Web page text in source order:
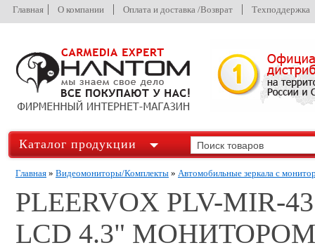
Главная О компании Оплата и доставка /Возврат Техподдержка
Каталог продукции
Главная » Видеомониторы/Комплекты » Автомобильные зеркала с
PLEERVOX PLV-
LCD 4.3"